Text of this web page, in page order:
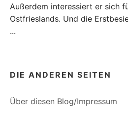
Außerdem interessiert er sich
Ostfrieslands. Und die
...
DIE ANDEREN SEITEN
Über diesen Blog/Impressum